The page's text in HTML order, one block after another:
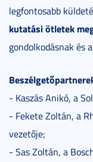
legfontosabb
kutatási ötletek
gondolkodásnak és
- Kaszás Anikó, a
- Fekete Zoltán, a
vezetője;
- Sas Zoltán, a